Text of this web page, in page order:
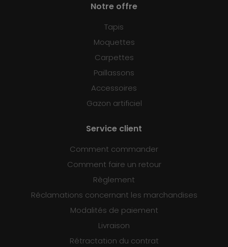
Notre offre
Tapis
Moquettes
Carpettes
Paillassons
Accessoires
Gazon artificiel
Service client
Comment commander
Comment faire un retour
Règlement
Réclamations concernant les marchandises
Modalités de paiement
Livraison
Rétractation du contrat